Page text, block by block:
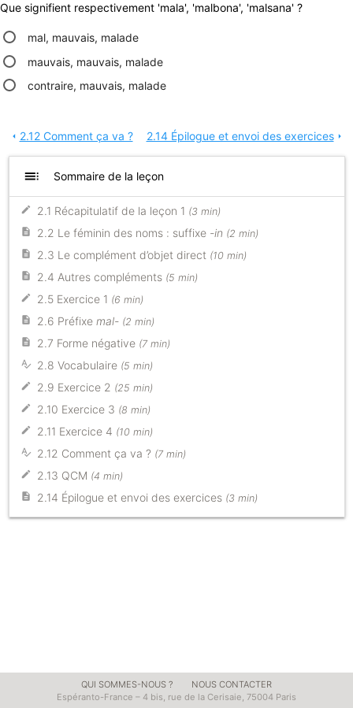
Que signifient respectivement 'mala', 'malbona', 'malsana' ?
mal, mauvais, malade
mauvais, mauvais, malade
contraire, mauvais, malade
arrow_left 2.12 Comment ça va ? 2.14 Épilogue et envoi des exercicesarrow_right
toc Sommaire de la leçon
2.1 Récapitulatif de la leçon 1 (3 min)
2.2 Le féminin des noms : suffixe -in (2 min)
2.3 Le complément d’objet direct (10 min)
2.4 Autres compléments (5 min)
2.5 Exercice 1 (6 min)
2.6 Préfixe mal- (2 min)
2.7 Forme négative (7 min)
2.8 Vocabulaire (5 min)
2.9 Exercice 2 (25 min)
2.10 Exercice 3 (8 min)
2.11 Exercice 4 (10 min)
2.12 Comment ça va ? (7 min)
2.13 QCM (4 min)
2.14 Épilogue et envoi des exercices (3 min)
QUI SOMMES-NOUS ?
NOUS CONTACTER
Espéranto-France – 4 bis, rue de la Cerisaie, 75004 Paris